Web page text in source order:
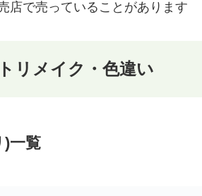
店で売っていることがあります
リメイク・色違い
)一覧